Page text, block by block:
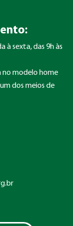
à sexta, das 9h às
no modelo home
dos meios de